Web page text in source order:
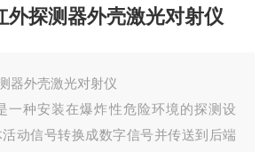
外探测器外壳激光对射仪
器外壳激光对射仪
一种安装在爆炸性危险环境的探测设
动信号转换成数字信号并传送到后端